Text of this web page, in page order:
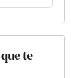
te